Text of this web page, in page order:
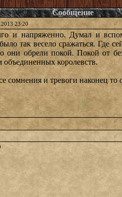
Сообщение
23:20
и напряженно. Думал и
так весело сражаться. Где
обрели покой. Покой от
королевств.
сомнения и тревоги наконец то